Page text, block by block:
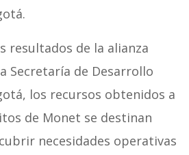
resultados de la alianza
Secretaría de Desarrollo
los recursos obtenidos a
de Monet se destinan
necesidades operativas